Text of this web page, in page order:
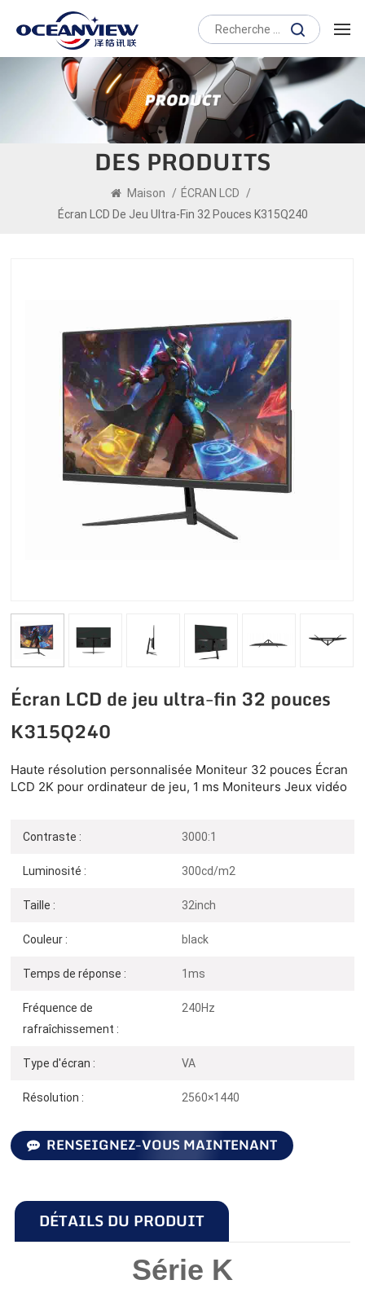
DES PRODUITS
Maison / ÉCRAN LCD
/
Écran LCD De Jeu Ultra-Fin 32 Pouces K315Q240
Écran LCD de jeu ultra-fin 32 pouces
K315Q240
Haute résolution personnalisée Moniteur 32 pouces Écran
LCD 2K pour ordinateur de jeu, 1 ms Moniteurs Jeux vidéo
Contraste : 3000:1
Luminosité : 300cd/m2
Taille : 32inch
Couleur : black
Temps de réponse : 1ms
Fréquence de
rafraîchissement :
240Hz
Type d'écran : VA
Résolution : 2560×1440
RENSEIGNEZ-VOUS MAINTENANT
DÉTAILS DU PRODUIT
Série K